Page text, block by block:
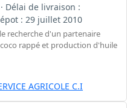
Délai de livraison :
: 29 juillet 2010
recherche d'un partenaire
rappé et production d'huile
AGRICOLE C.I